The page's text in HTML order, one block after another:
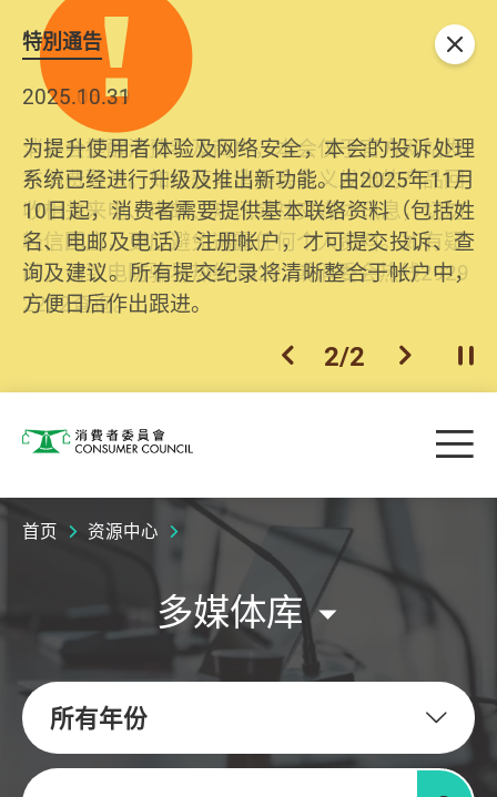
特別通告
2026.06.29
消委会提醒消费者及商户，本会仅于官方网站发
布消费警示。如接获以消委会名义发出的产品回
收相关来电、电邮、短讯或社交媒体讯息，切勿
轻信回应，更应避免透露任何个人资料。如有疑
问，请致电防骗易热线18222或消委会热线2929
2222查询。
2025.10.31
为提升使用者体验及网络安全，本会的投诉处理
系统已经进行升级及推出新功能。由2025年11月
10日起，消费者需要提供基本联络资料（包括姓
名、电邮及电话）注册帐户，才可提交投诉、查
询及建议。所有提交纪录将清晰整合于帐户中，
方便日后作出跟进。
上一个
2/2 下一个开
关闭
消费者委员会 目
首页 资源中心
多媒体库
所有年份
关键字